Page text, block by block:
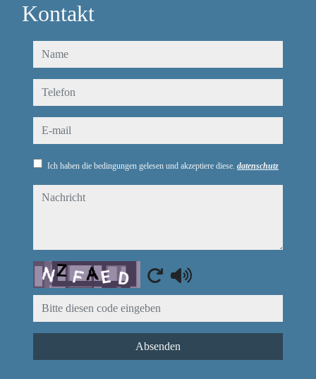
Kontakt
name
telefon
e-mail
Ich haben die bedingungen gelesen und akzeptiere diese. datenschutz
nachricht
Captcha
Absenden